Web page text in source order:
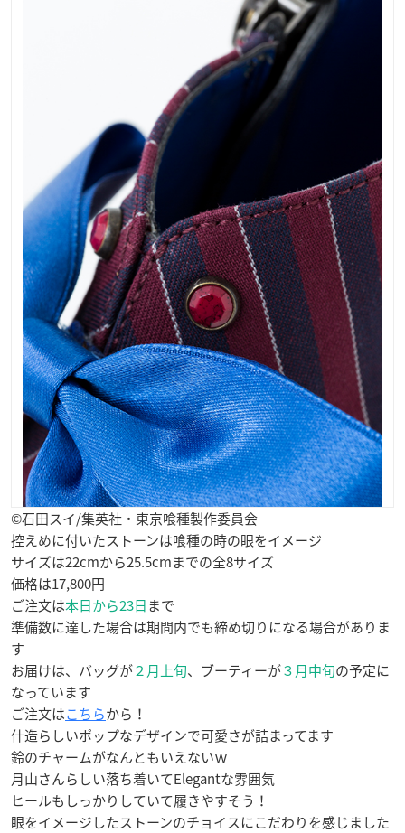
©石田スイ/集英社・東京喰種製作委員会
控えめに付いたストーンは喰種の時の眼をイメージ
サイズは22cmから25.5cmまでの全8サイズ
価格は17,800円
ご注文は本日から23日まで
準備数に達した場合は期間内でも締め切りになる場合がありま
す
お届けは、バッグが２月上旬、ブーティーが３月中旬の予定に
なっています
ご注文はこちらから！
什造らしいポップなデザインで可愛さが詰まってます
鈴のチャームがなんともいえないｗ
月山さんらしい落ち着いてElegantな雰囲気
ヒールもしっかりしていて履きやすそう！
眼をイメージしたストーンのチョイスにこだわりを感じました